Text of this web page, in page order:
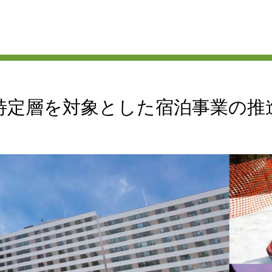
定層を対象とした宿泊事業の推